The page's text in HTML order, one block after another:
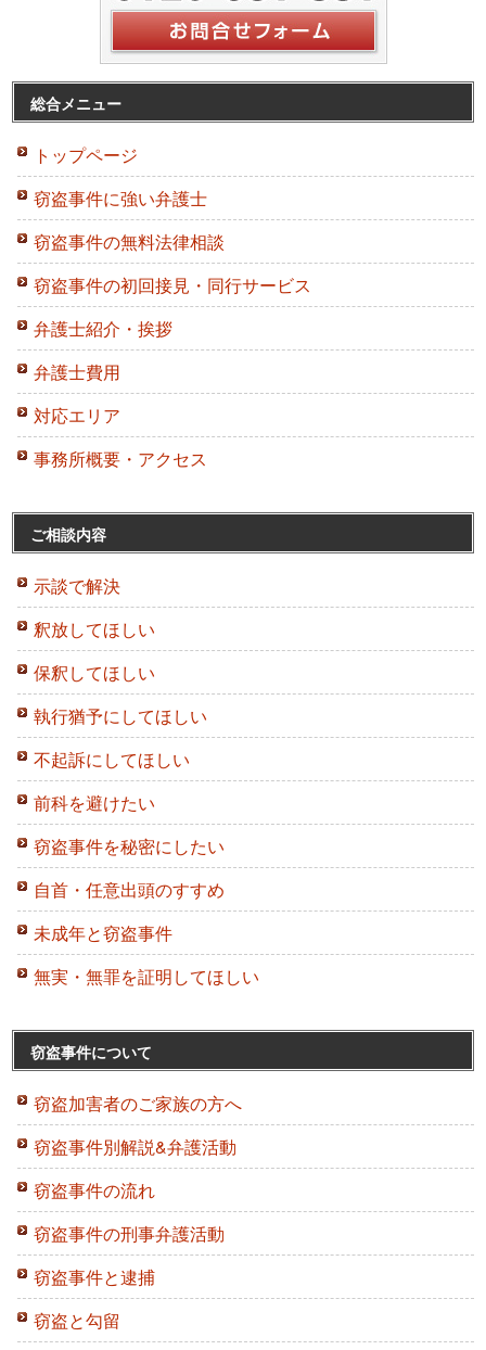
総合メニュー
トップページ
窃盗事件に強い弁護士
窃盗事件の無料法律相談
窃盗事件の初回接見・同行サービス
弁護士紹介・挨拶
弁護士費用
対応エリア
事務所概要・アクセス
ご相談内容
示談で解決
釈放してほしい
保釈してほしい
執行猶予にしてほしい
不起訴にしてほしい
前科を避けたい
窃盗事件を秘密にしたい
自首・任意出頭のすすめ
未成年と窃盗事件
無実・無罪を証明してほしい
窃盗事件について
窃盗加害者のご家族の方へ
窃盗事件別解説&弁護活動
窃盗事件の流れ
窃盗事件の刑事弁護活動
窃盗事件と逮捕
窃盗と勾留